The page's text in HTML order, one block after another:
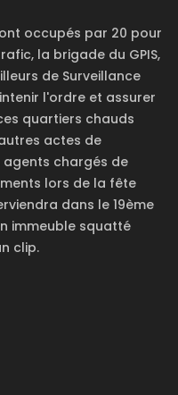
occupés par 20 pour
la brigade du GPIS,
de Surveillance
l'ordre et assurer
quartiers chauds
actes de
agents chargés de
lors de la fête
dans le 19ème
immeuble squatté
clip.